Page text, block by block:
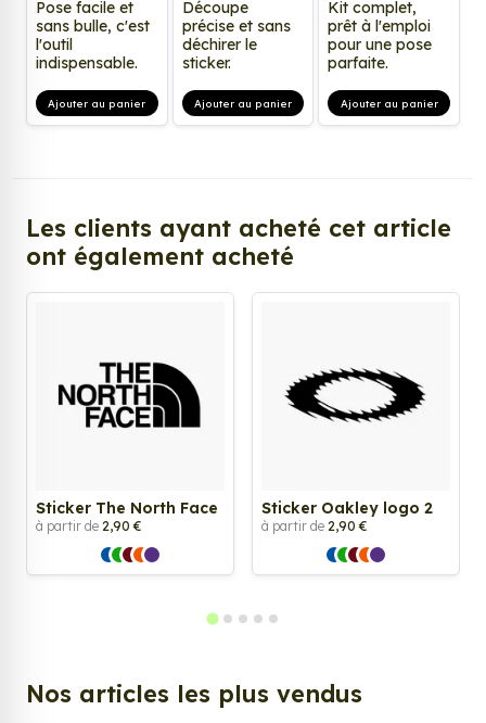
Pose facile et
sans bulle, c'est
l'outil
indispensable.
Ajouter au panier
Découpe
précise et sans
déchirer le
sticker.
Ajouter au panier
Kit complet,
prêt à l'emploi
pour une pose
parfaite.
Ajouter au panier
Les clients ayant acheté cet article
ont également acheté
Sticker The North Face
à partir de 2,90 €
Sticker Oakley logo 2
à partir de 2,90 €
Nos articles les plus vendus